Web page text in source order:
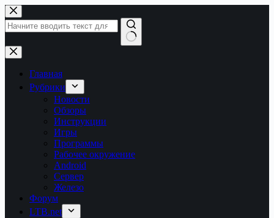
Перейти
к
сути
Ничего
не
найденоГлавная
Рубрики
Новости
Обзоры
Инструкции
Игры
Программы
Рабочее окружение
Android
Сервер
Железо
Форум
LTB.net